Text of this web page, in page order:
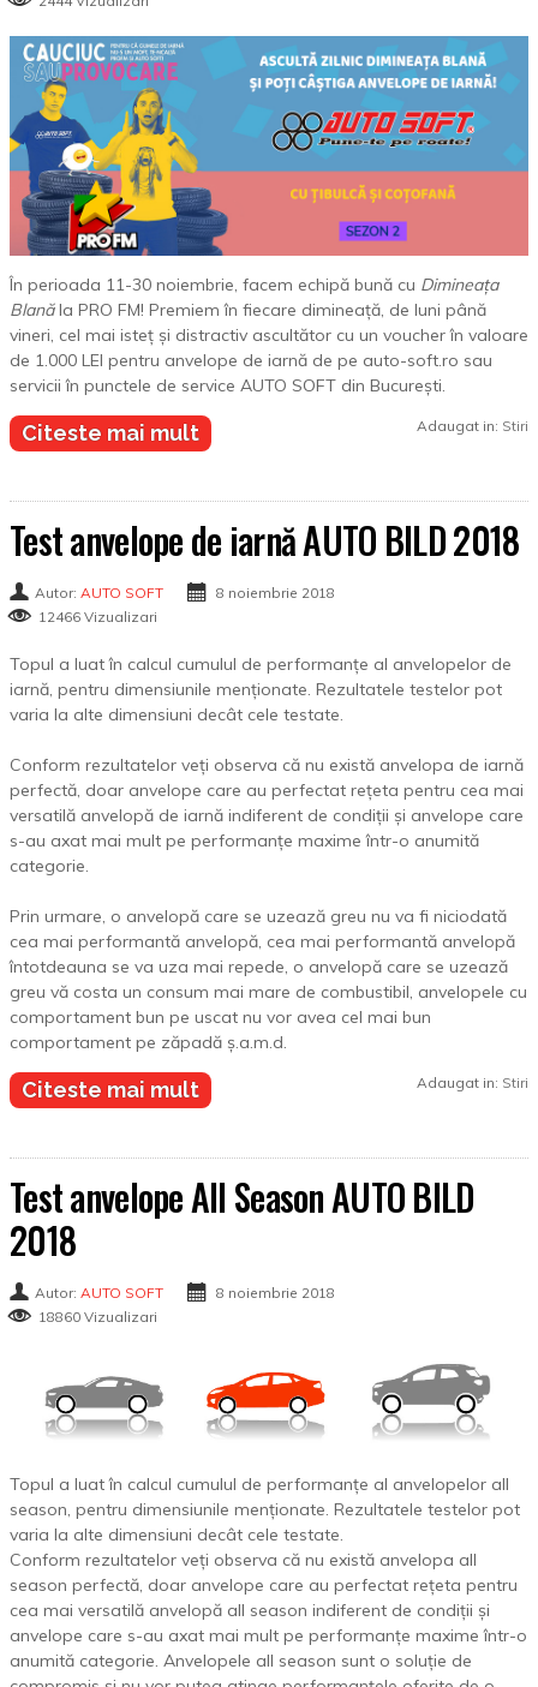
În perioada 11-30 noiembrie, facem echipă bună cu Dimineața
Blanăla PRO FM! Premiem în fiecare dimineață, de luni până
vineri, cel mai isteț și distractiv ascultător cu un voucher în valoare
de 1.000 LEI pentru anvelope de iarnă de pe auto-soft.ro sau
servicii în punctele de service AUTO SOFT din București.
Citeste mai mult Adaugat in: Stiri
Test anvelope de iarnă AUTO BILD 2018
Autor: AUTO SOFT
8 noiembrie 2018
12466 Vizualizari
Topul a luat în calcul cumulul de performanțe al anvelopelor de
iarnă, pentru dimensiunile menționate. Rezultatele testelor pot
varia la alte dimensiuni decât cele testate.
Conform rezultatelor veți observa că nu există anvelopa de iarnă
perfectă, doar anvelope care au perfectat rețeta pentru cea mai
versatilă anvelopă de iarnă indiferent de condiții și anvelope care
s-au axat mai mult pe performanțe maxime într-o anumită
categorie.
Prin urmare, o anvelopă care se uzează greu nu va fi niciodată
cea mai performantă anvelopă, cea mai performantă anvelopă
întotdeauna se va uza mai repede, o anvelopă care se uzează
greu vă costa un consum mai mare de combustibil, anvelopele cu
comportament bun pe uscat nu vor avea cel mai bun
comportament pe zăpadă ș.a.m.d.
Citeste mai mult Adaugat in: Stiri
Test anvelope All Season AUTO BILD
2018
Autor: AUTO SOFT
8 noiembrie 2018
18860 Vizualizari
Topul a luat în calcul cumulul de performanțe al anvelopelor all
season, pentru dimensiunile menționate. Rezultatele testelor pot
varia la alte dimensiuni decât cele testate.
Conform rezultatelor veți observa că nu există anvelopa all
season perfectă, doar anvelope care au perfectat rețeta pentru
cea mai versatilă anvelopă all season indiferent de condiții și
anvelope care s-au axat mai mult pe performanțe maxime într-o
anumită categorie. Anvelopele all season sunt o soluție de